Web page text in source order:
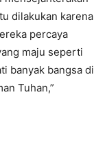
dilakukan karena
percaya
maju seperti
banyak bangsa di
Tuhan,”